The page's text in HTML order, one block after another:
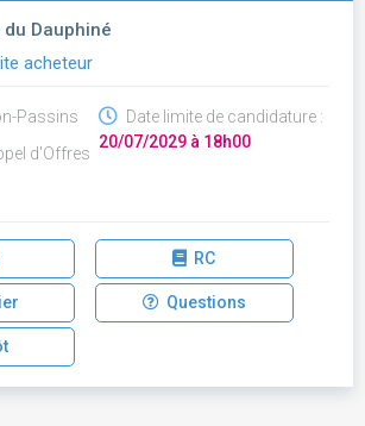
du Dauphiné
acheteur
Passins
d'Offres
Date limite de candidature :
20/07/2029 à 18h00
RC
Questions